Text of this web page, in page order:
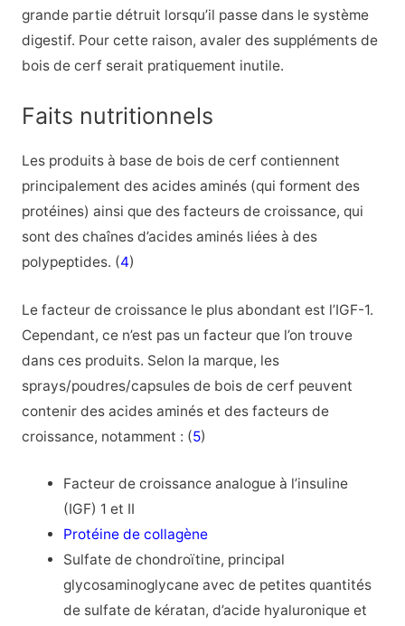
grande partie détruit lorsqu’il passe dans le système
digestif. Pour cette raison, avaler des suppléments de
bois de cerf serait pratiquement inutile.
Faits nutritionnels
Les produits à base de bois de cerf contiennent
principalement des acides aminés (qui forment des
protéines) ainsi que des facteurs de croissance, qui
sont des chaînes d’acides aminés liées à des
polypeptides. (4)
Le facteur de croissance le plus abondant est l’IGF-1.
Cependant, ce n’est pas un facteur que l’on trouve
dans ces produits. Selon la marque, les
sprays/poudres/capsules de bois de cerf peuvent
contenir des acides aminés et des facteurs de
croissance, notamment : (5)
Facteur de croissance analogue à l’insuline
(IGF) 1 et II
Protéine de collagène
Sulfate de chondroïtine, principal
glycosaminoglycane avec de petites quantités
de sulfate de kératan, d’acide hyaluronique et